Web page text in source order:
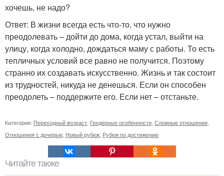
хочешь, не надо?
Ответ: В жизни всегда есть что-то, что нужно
преодолевать – дойти до дома, когда устал, выйти на
улицу, когда холодно, дождаться маму с работы. То есть
тепличных условий все равно не получится. Поэтому
странно их создавать искусственно. Жизнь и так состоит
из трудностей, никуда не денешься. Если он способен
преодолеть – поддержите его. Если нет – отстаньте.
Категории: Переходный возраст Гендерные особенности Сложные отношения
Отношения с дочерью Новый рубеж Рубеж по достижению
Читайте также